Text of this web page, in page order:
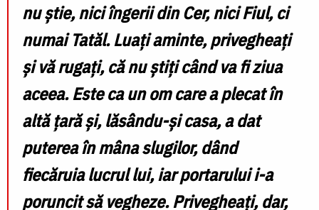
nu știe, nici îngerii din Cer, nici Fiul, ci
numai Tatăl. Luați aminte, privegheați
și vă rugați, că nu știți când va fi ziua
aceea. Este ca un om care a plecat în
altă țară și, lăsându-și casa, a dat
puterea în mâna slugilor, dând
fiecăruia lucrul lui, iar portarului i-a
poruncit să vegheze. Privegheați, dar,